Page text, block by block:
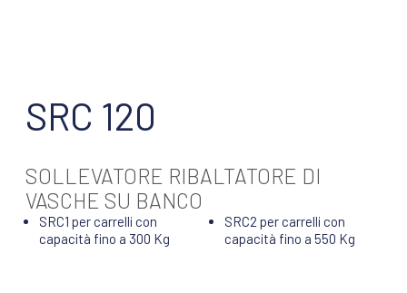
SRC 120
SOLLEVATORE RIBALTATORE DI
VASCHE SU BANCO
SRC1 per carrelli con
capacità fino a 300 Kg
SRC2 per carrelli con
capacità fino a 550 Kg